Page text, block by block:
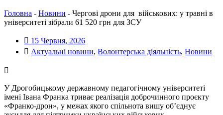
Головна - Новини - Чергові дрони для військових: у травні в
університеті зібрали 61 520 грн для ЗСУ
15 Червня, 2026
Актуальні новини, Волонтерська діяльність, Новини
У Дрогобицькому державному педагогічному університеті
імені Івана Франка триває реалізація доброчинного проєкту
«Франко-дрон», у межах якого спільнота вишу об’єднує